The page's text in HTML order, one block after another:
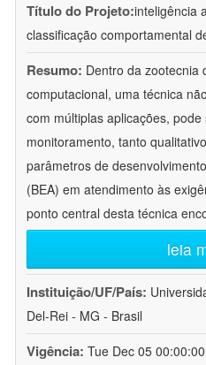
Título do Projeto:inteligência
classificação comportamental
Resumo: Dentro da zootecnia
computacional, uma técnica
com múltiplas aplicações,
monitoramento, tanto
parâmetros de
(BEA) em atendimento às
ponto central desta técnica
leia
Instituição/UF/País:
Del-Rei - MG - Brasil
Vigência: Tue Dec 05